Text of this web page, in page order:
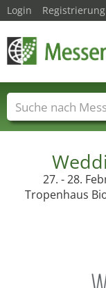
27. - 28.
Tropenhaus
Login Registrierung
Messenamen